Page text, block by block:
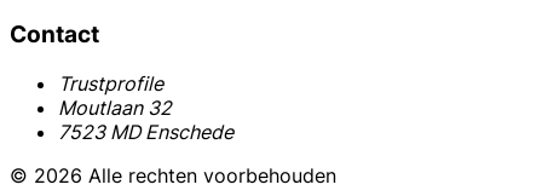
Contact
Trustprofile
Moutlaan 32
7523 MD Enschede
© 2026 Alle rechten voorbehouden